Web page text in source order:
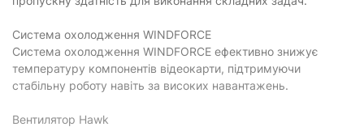
Система охолодження WINDFORCE
Система охолодження WINDFORCE ефективно знижує
температуру компонентів відеокарти, підтримуючи
стабільну роботу навіть за високих навантажень.
Вентилятор Hawk